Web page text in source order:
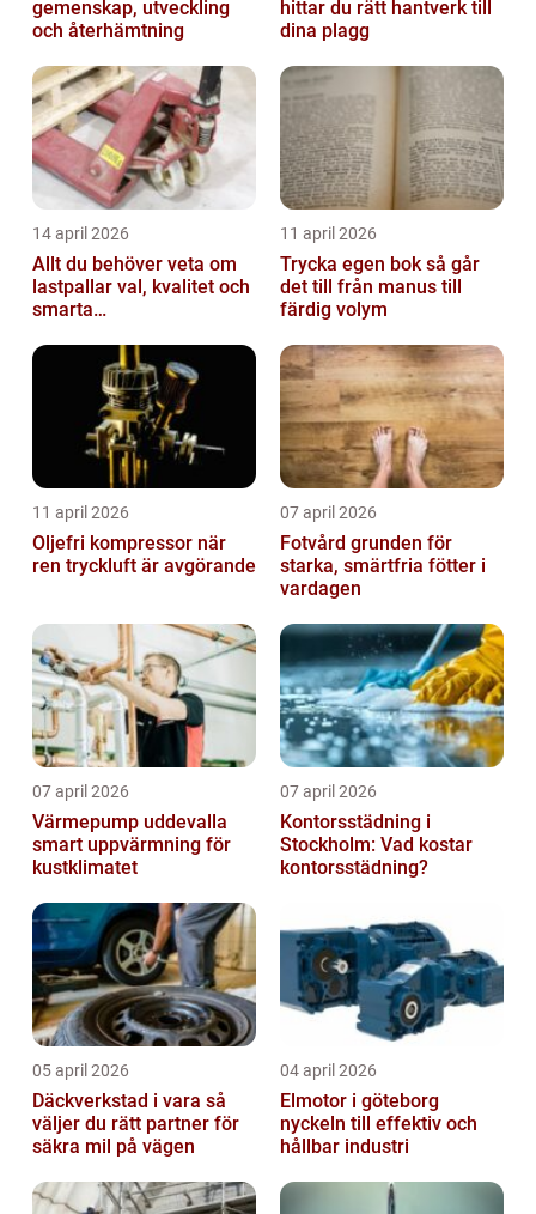
gemenskap, utveckling
och återhämtning
hittar du rätt hantverk till
dina plagg
14 april 2026
Allt du behöver veta om
lastpallar val, kvalitet och
smarta
11 april 2026
Trycka egen bok så går
det till från manus till
färdig volym
11 april 2026
Oljefri kompressor när
ren tryckluft är avgörande
07 april 2026
Fotvård grunden för
starka, smärtfria fötter i
vardagen
07 april 2026
Värmepump uddevalla
smart uppvärmning för
kustklimatet
07 april 2026
Kontorsstädning i
Stockholm: Vad kostar
kontorsstädning?
05 april 2026
Däckverkstad i vara så
väljer du rätt partner för
säkra mil på vägen
04 april 2026
Elmotor i göteborg
nyckeln till effektiv och
hållbar industri